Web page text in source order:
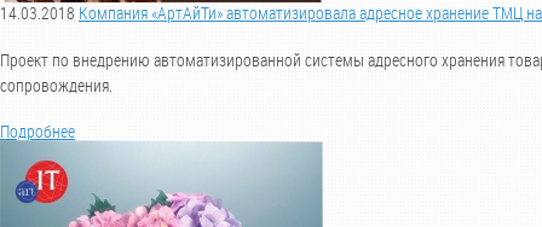
14.03.2018 Компания «АртАйТи» автоматизировала адресное хранение ТМЦ
Проект по внедрению автоматизированной системы адресного хранения
сопровождения.
Подробнее